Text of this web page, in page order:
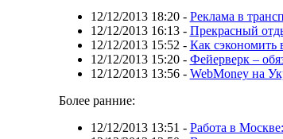
12/12/2013 18:20- Реклама в
12/12/2013 16:13- Прекрасный
12/12/2013 15:52 - Как сэкономить
12/12/2013 15:20- Фейерверк –
12/12/2013 13:56- WebMoney на
Более ранние:
12/12/2013 13:51 - Работа в